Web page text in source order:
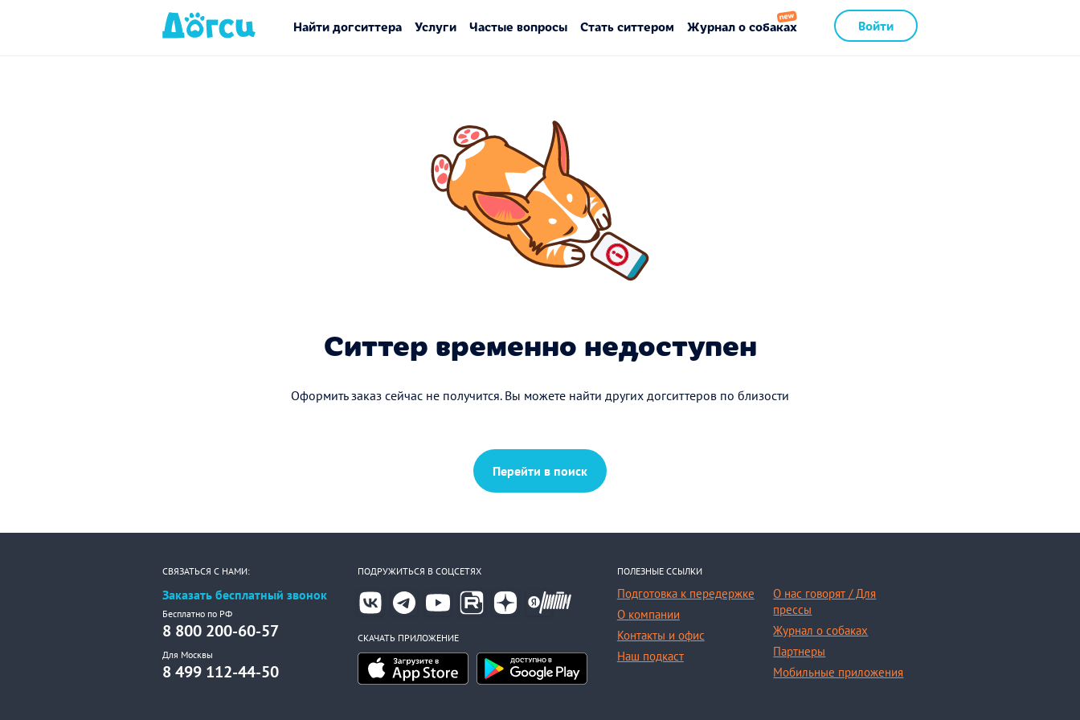
Войти
Найти догситтера Услуги Частые вопросы Стать ситтером Журнал о собаках
Ситтер временно недоступен
Оформить заказ сейчас не получится. Вы можете найти других догситтеров по близости
Перейти в поиск
СВЯЗАТЬСЯ С НАМИ:
Заказать бесплатный звонок
Бесплатно по РФ
8 800 200-60-57
Для Москвы
8 499 112-44-50
ПОДРУЖИТЬСЯ В СОЦСЕТЯХ
СКАЧАТЬ ПРИЛОЖЕНИЕ
ПОЛЕЗНЫЕ ССЫЛКИ
Подготовка к передержке
О компании
Контакты и офис
Наш подкаст
О нас говорят / Для
прессы
Журнал о собаках
Партнеры
Мобильные приложения